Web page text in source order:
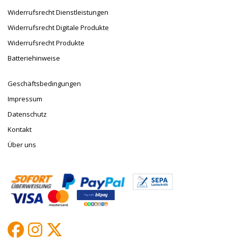
Widerrufsrecht Dienstleistungen
Widerrufsrecht Digitale Produkte
Widerrufsrecht Produkte
Batteriehinweise
Geschäftsbedingungen
Impressum
Datenschutz
Kontakt
Über uns